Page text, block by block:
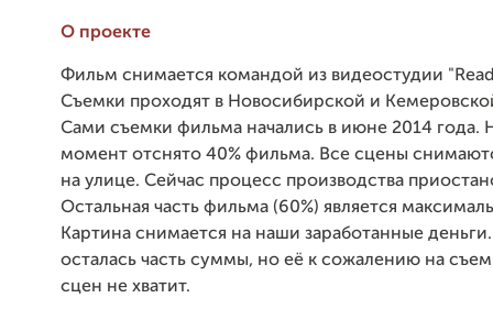
О проекте
Фильм снимается командой из видеостудии
Съемки проходят в Новосибирской и
Сами съемки фильма начались в июне 2014 года.
момент отснято 40% фильма. Все сцены
на улице. Сейчас процесс производства
Остальная часть фильма (60%) является
Картина снимается на наши заработанные
осталась часть суммы, но её к сожалению на
сцен не хватит.